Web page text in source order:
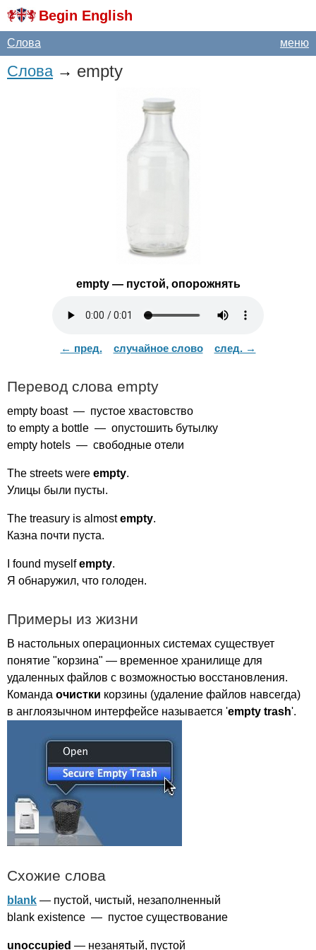
Begin English
меню
Слова
Слова→ empty
empty— пустой, опорожнять
← пред. случайное слово след. →
Перевод слова empty
empty boast— пустое хвастовство
to empty a bottle — опустошить бутылку
empty hotels — свободные отели
The streets were empty.
Улицы были пусты.
The treasury is almost empty.
Казна почти пуста.
found myself empty.
Я обнаружил, что голоден.
Примеры из жизни
В настольных операционных системах существует
понятие "корзина" — временное хранилище для
удаленных файлов с возможностью восстановления.
Команда очистки корзины (удаление файлов навсегда)
в англоязычном интерфейсе называется 'empty trash'.
Схожие слова
blank — пустой, чистый, незаполненный
blank existence — пустое существование
unoccupied — незанятый, пустой